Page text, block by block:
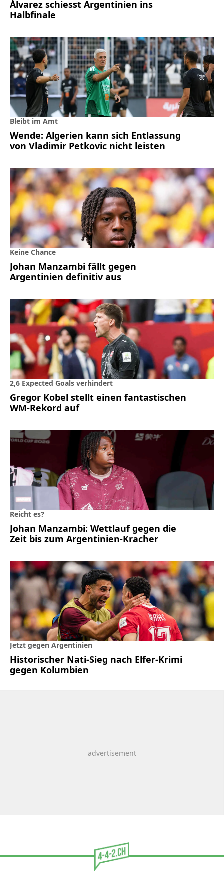
Álvarez schiesst Argentinien ins
Halbfinale
Bleibt im Amt
Wende: Algerien kann sich Entlassung
von Vladimir Petkovic nicht leisten
Keine Chance
Johan Manzambi fällt gegen
Argentinien definitiv aus
2,6 Expected Goals verhindert
Gregor Kobel stellt einen fantastischen
WM-Rekord auf
Reicht es?
Johan Manzambi: Wettlauf gegen die
Zeit bis zum Argentinien-Kracher
Jetzt gegen Argentinien
Historischer Nati-Sieg nach Elfer-Krimi
gegen Kolumbien